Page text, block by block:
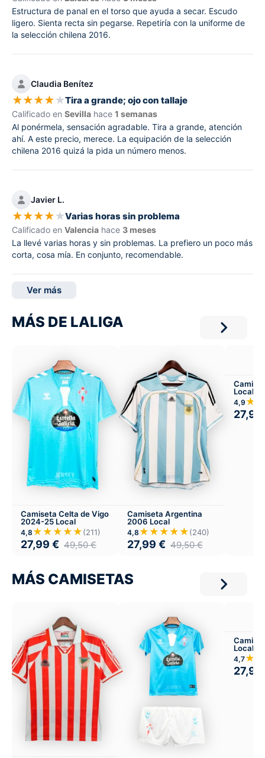
Estructura de panal en el torso que ayuda a secar. Escudo
ligero. Sienta recta sin pegarse. Repetiría con la uniforme de
la selección chilena 2016.
Claudia Benítez
★★★★★Tira a grande; ojo con tallaje
Calificado en Sevilla hace 1 semanas
Al ponérmela, sensación agradable. Tira a grande, atención
ahí. A este precio, merece. La equipación de la selección
chilena 2016 quizá la pida un número menos.
Javier L.
★★★★★Varias horas sin problema
Calificado en Valencia hace 3 meses
La llevé varias horas y sin problemas. La prefiero un poco más
corta, cosa mía. En conjunto, recomendable.
Ver más
MÁS DE LALIGA
Camiseta Celta de Vigo
2024-25 Local
4,8 ★★★★★(211)
27,99 € 49,50€
Camiseta Argentina
2006 Local
4,8 ★★★★★(240)
27,99 € 49,50€
Local
4,9
27,99
MÁS CAMISETAS
Local
4,7
27,99